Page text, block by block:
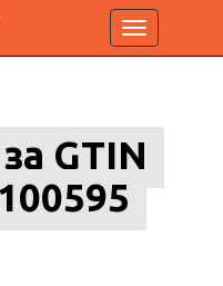
Toggle
navigation
GTIN